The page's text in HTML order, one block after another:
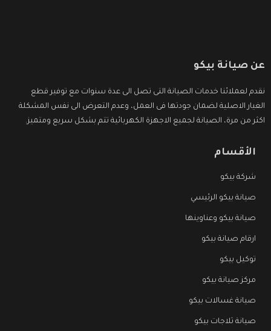
عن صيانة بيكو
نقدم لعملائنا خدمات الصيانة التى تصل الى عدة سنوات مع توفير قطع
الغيار الاصلية لضمان جودتها فى العمل، وعدم التعرض الى نفس المشكلة
اكثر من مرة، الصيانة لجميع الاجهزة الكهربائية تتم بشكل سريع ومتميز.
الأقسام
شركة بيكو
صيانة بيكو الرئيسي
صيانة بيكو وعناوينها
ارقام صيانة بيكو
توكيل بيكو
مركز صيانة بيكو
صيانة غسالات بيكو
صيانة ثلاجات بيكو